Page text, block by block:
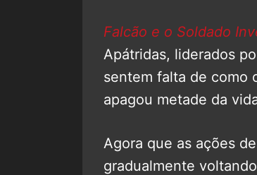
Falcão e o Soldado
Apátridas, liderados
sentem falta de como
apagou metade da
Agora que as ações
gradualmente